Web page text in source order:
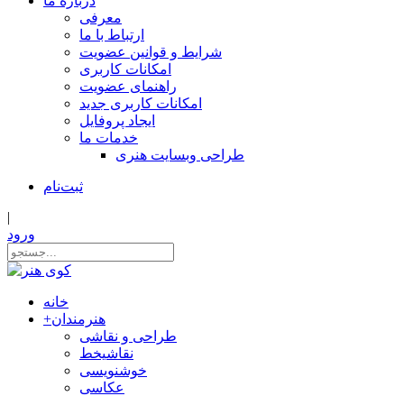
معرفی
ارتباط با ما
شرایط و قوانین عضویت
امکانات کاربری
راهنمای عضویت
امکانات کاربری جدید
ایجاد پروفایل
خدمات ما
طراحی وبسایت هنری
ثبت‌نام
|
ورود
خانه
+هنرمندان
طراحی و نقاشی
نقاشیخط
خوشنویسی
عکاسی